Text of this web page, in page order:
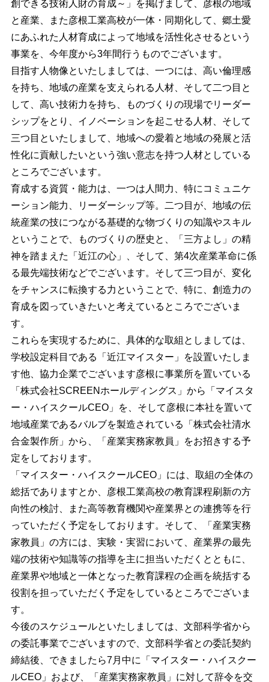
創できる技術人財の育成～」を掲げまして、彦根の地域
と産業、また彦根工業高校が一体・同期化して、郷土愛
にあふれた人材育成によって地域を活性化させるという
事業を、今年度から3年間行うものでございます。
目指す人物像といたしましては、一つには、高い倫理感
を持ち、地域の産業を支えられる人材、そして二つ目と
して、高い技術力を持ち、ものづくりの現場でリーダー
シップをとり、イノベーションを起こせる人材、そして
三つ目といたしまして、地域への愛着と地域の発展と活
性化に貢献したいという強い意志を持つ人材としている
ところでございます。
育成する資質・能力は、一つは人間力、特にコミュニケ
ーション能力、リーダーシップ等。二つ目が、地域の伝
統産業の技につながる基礎的な物づくりの知識やスキル
ということで、ものづくりの歴史と、「三方よし」の精
神を踏まえた「近江の心」、そして、第4次産業革命に係
る最先端技術などでございます。そして三つ目が、変化
をチャンスに転換する力ということで、特に、創造力の
育成を図っていきたいと考えているところでございま
す。
これらを実現するために、具体的な取組としましては、
学校設定科目である「近江マイスター」を設置いたしま
す他、協力企業でございます彦根に事業所を置いている
「株式会社SCREENホールディングス」から「マイスタ
ー・ハイスクールCEO」を、そして彦根に本社を置いて
地域産業であるバルブを製造されている「株式会社清水
合金製作所」から、「産業実務家教員」をお招きする予
定をしております。
「マイスター・ハイスクールCEO」には、取組の全体の
総括でありますとか、彦根工業高校の教育課程刷新の方
向性の検討、また高等教育機関や産業界との連携等を行
っていただく予定をしております。そして、「産業実務
家教員」の方には、実験・実習において、産業界の最先
端の技術や知識等の指導を主に担当いただくとともに、
産業界や地域と一体となった教育課程の企画を統括する
役割を担っていただく予定をしているところでございま
す。
今後のスケジュールといたしましては、文部科学省から
の委託事業でございますので、文部科学省との委託契約
締結後、できましたら7月中に「マイスター・ハイスクー
ルCEO」および、「産業実務家教員」に対して辞令を交